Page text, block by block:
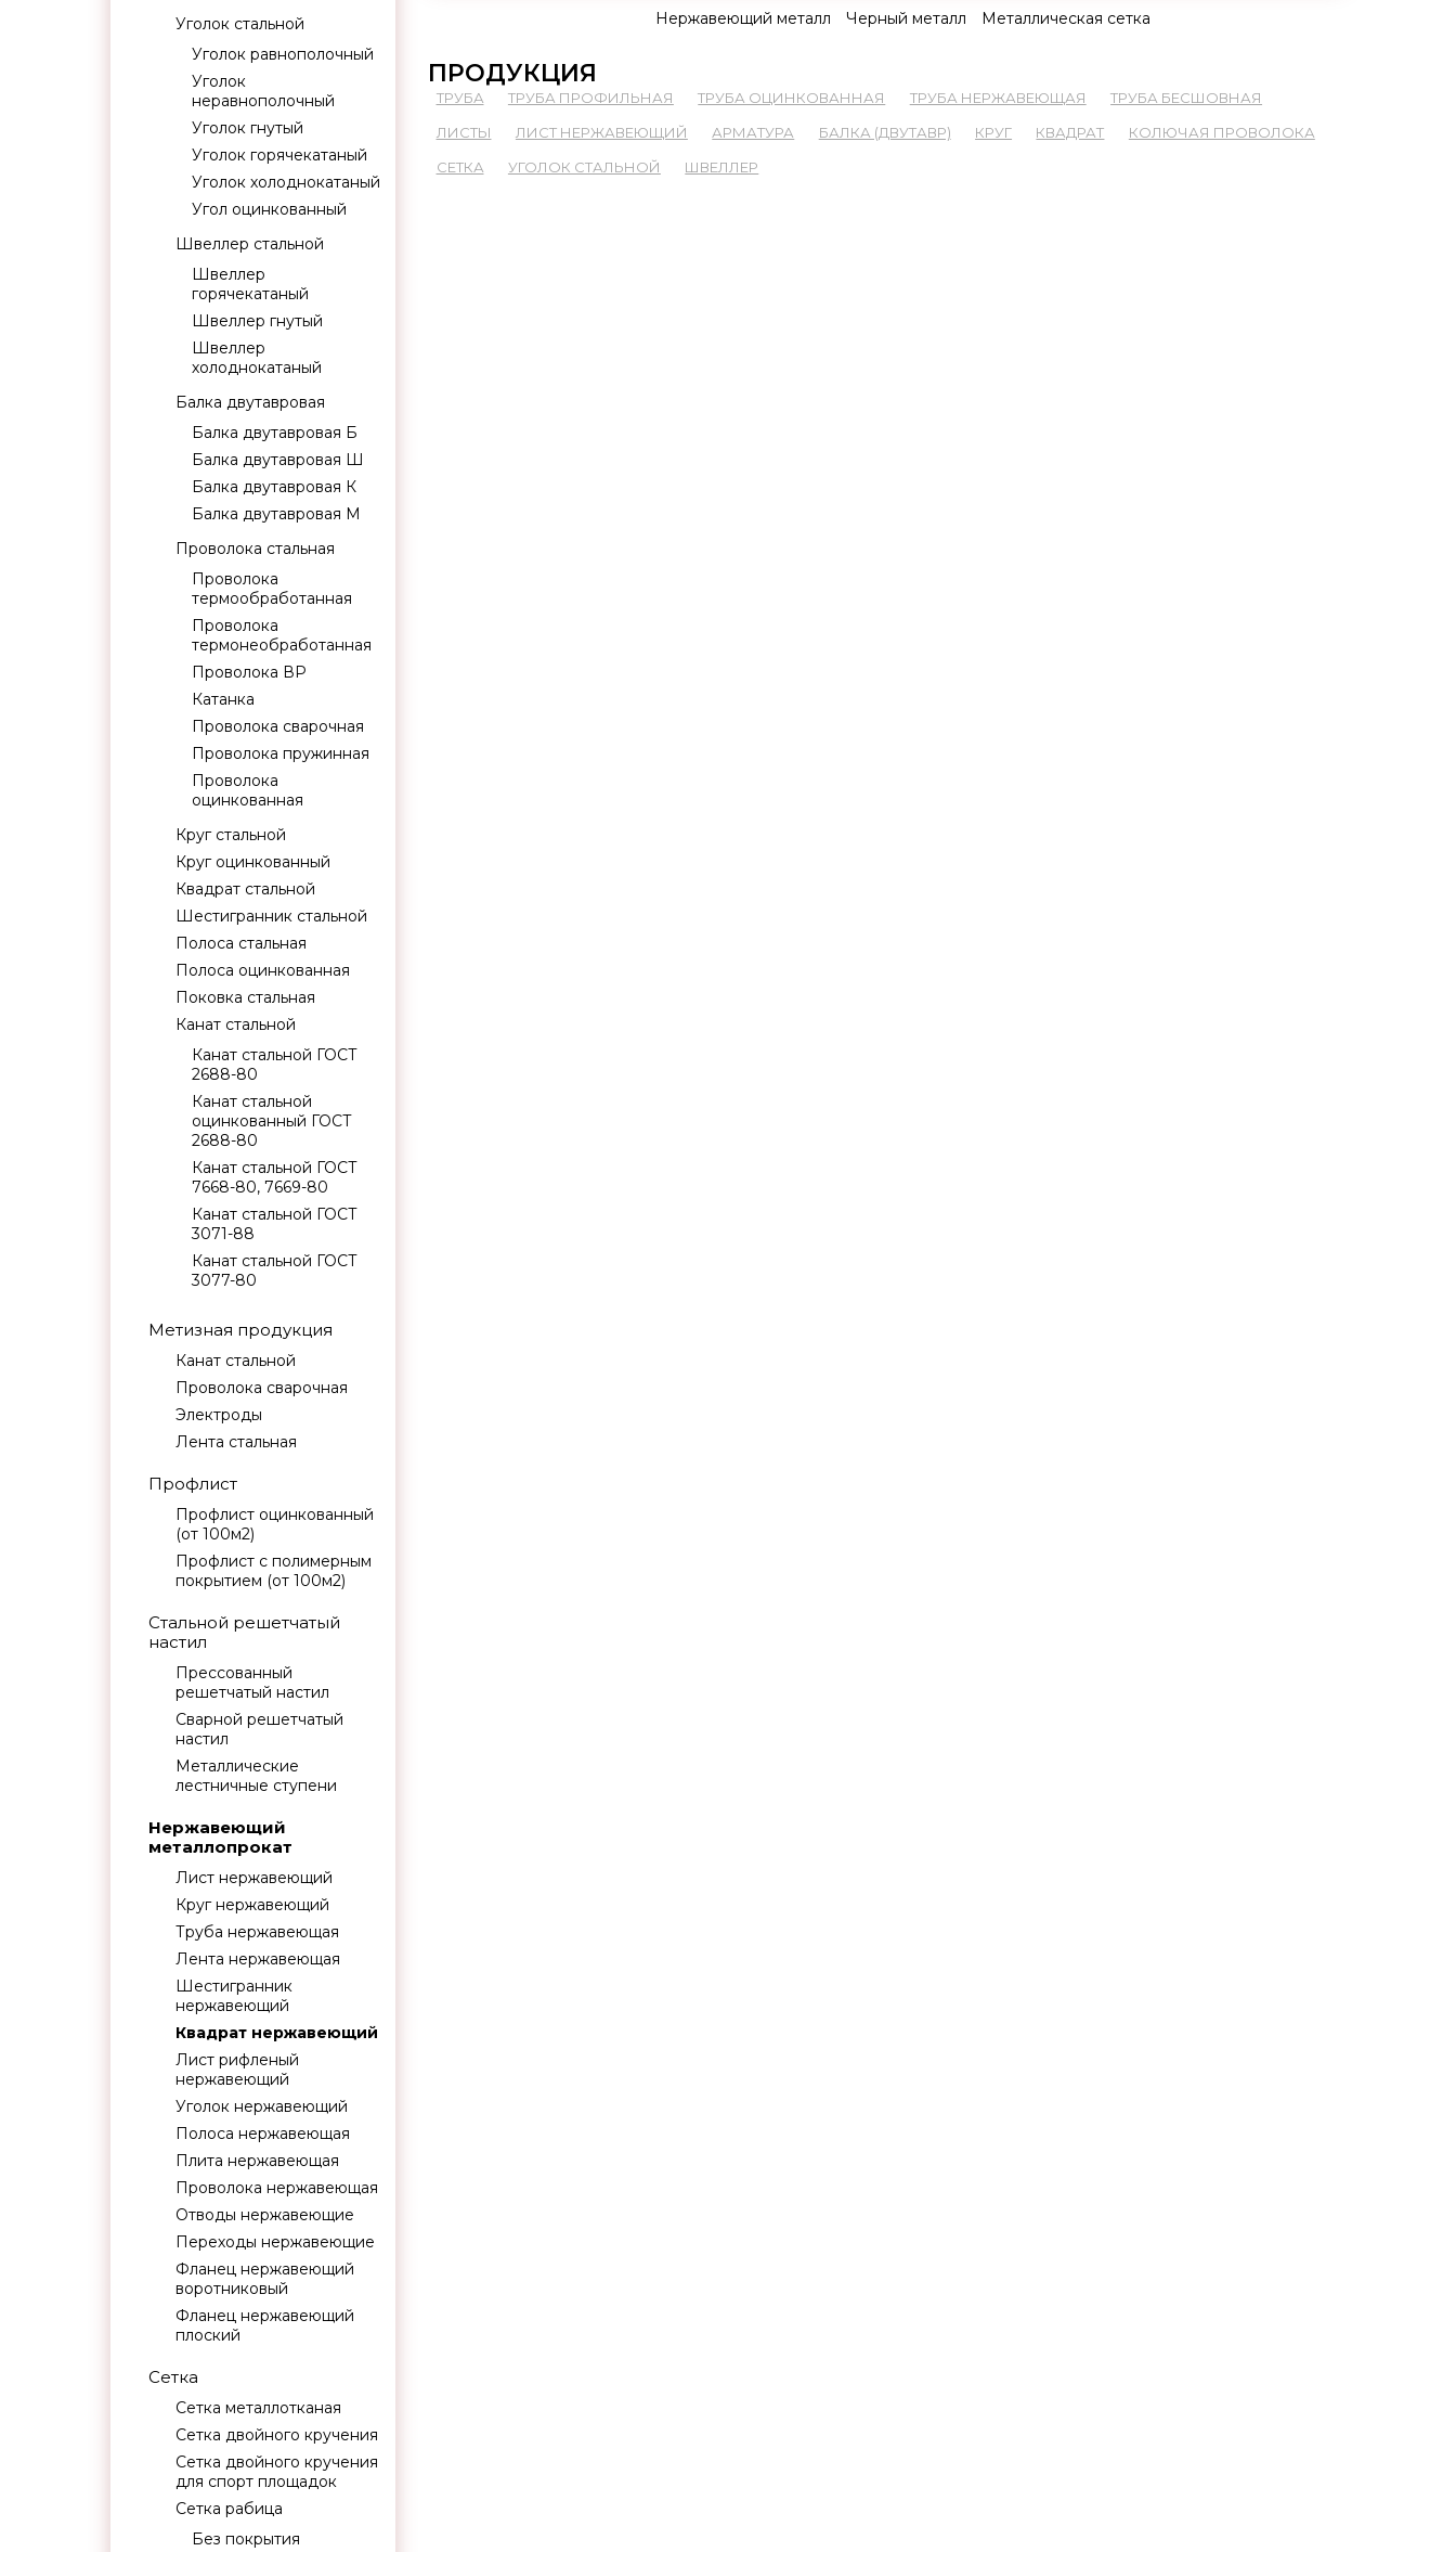
Уголок стальной
Уголок равнополочный
Уголок
неравнополочный
Уголок гнутый
Уголок горячекатаный
Уголок холоднокатаный
Угол оцинкованный
Швеллер стальной
Швеллер
горячекатаный
Швеллер гнутый
Швеллер
холоднокатаный
Балка двутавровая
Балка двутавровая Б
Балка двутавровая Ш
Балка двутавровая К
Балка двутавровая М
Проволока стальная
Проволока
термообработанная
Проволока
термонеобработанная
Проволока ВР
Катанка
Проволока сварочная
Проволока пружинная
Проволока
оцинкованная
Круг стальной
Круг оцинкованный
Квадрат стальной
Шестигранник стальной
Полоса стальная
Полоса оцинкованная
Поковка стальная
Канат стальной
Канат стальной ГОСТ
2688-80
Канат стальной
оцинкованный ГОСТ
2688-80
Канат стальной ГОСТ
7668-80, 7669-80
Канат стальной ГОСТ
3071-88
Канат стальной ГОСТ
3077-80
Метизная продукция
Канат стальной
Проволока сварочная
Электроды
Лента стальная
Профлист
Профлист оцинкованный
(от 100м2)
Профлист с полимерным
покрытием (от 100м2)
Стальной решетчатый
настил
Прессованный
решетчатый настил
Сварной решетчатый
настил
Металлические
лестничные ступени
Нержавеющий
металлопрокат
Лист нержавеющий
Круг нержавеющий
Труба нержавеющая
Лента нержавеющая
Шестигранник
нержавеющий
Квадрат нержавеющий
Лист рифленый
нержавеющий
Уголок нержавеющий
Полоса нержавеющая
Плита нержавеющая
Проволока нержавеющая
Отводы нержавеющие
Переходы нержавеющие
Фланец нержавеющий
воротниковый
Фланец нержавеющий
плоский
Сетка
Сетка металлотканая
Сетка двойного кручения
Сетка двойного кручения
для спорт площадок
Сетка рабица
Без покрытия
Нержавеющий металл Черный металл Металлическая сетка
ПРОДУКЦИЯ
ТРУБА ТРУБА ПРОФИЛЬНАЯ ТРУБА ОЦИНКОВАННАЯ ТРУБА НЕРЖАВЕЮЩАЯ
ТРУБА БЕСШОВНАЯ
ЛИСТЫ
ЛИСТ НЕРЖАВЕЮЩИЙ АРМАТУРА БАЛКА (ДВУТАВР) КРУГ КВАДРАТ
КОЛЮЧАЯ ПРОВОЛОКА
СЕТКА
УГОЛОК СТАЛЬНОЙ ШВЕЛЛЕР